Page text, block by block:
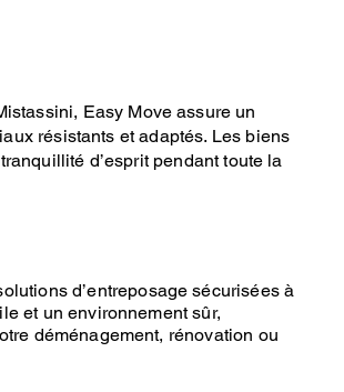
Easy Move assure un
résistants et adaptés. Les biens
d’esprit pendant toute la
d’entreposage sécuriséesà
et un environnement sûr,
déménagement, rénovation ou